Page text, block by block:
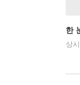
한
상시